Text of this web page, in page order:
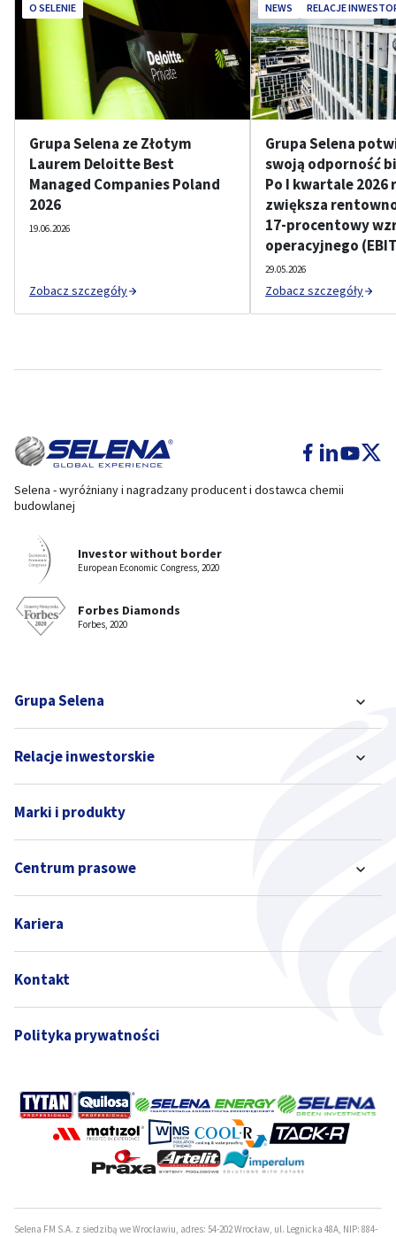
O SELENIE
Grupa Selena ze Złotym
Laurem Deloitte Best
Managed Companies Poland
2026
19.06.2026
Zobacz szczegóły
NEWS RELACJE
Grupa Selena
swoją odporność
Po I kwartale
zwiększa
17-procentowy
operacyjnego
29.05.2026
Zobacz szczegóły
Selena - wyróżniany i nagradzany producent i dostawca chemii
budowlanej
Investor without border
European Economic Congress, 2020
Forbes Diamonds
Forbes, 2020
Grupa Selena
Relacje inwestorskie
Marki i produkty
Centrum prasowe
Kariera
Kontakt
Polityka prywatności
Selena FM S.A. z siedzibą we Wrocławiu, adres: 54-202 Wrocław, ul. Legnicka 48A, NIP: 884-